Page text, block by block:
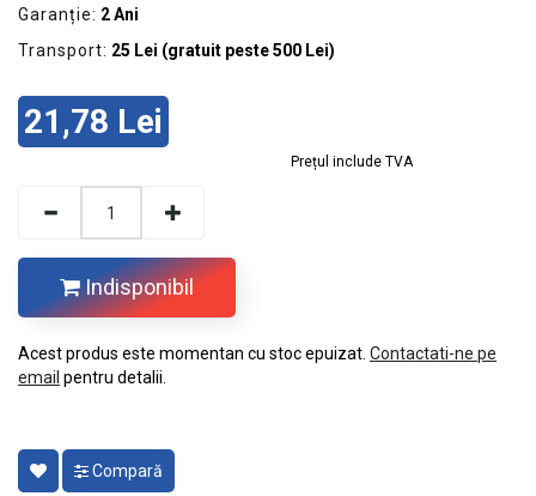
ECHIPAMENTE
ELECTRICE
ECHIPAMENTE
DE
Garanție: 2 Ani
Transport: 25 Lei (gratuit peste 500 Lei)
21,78 Lei
Prețul include TVA
Indisponibil
Acest produs este momentan cu stoc epuizat. Contactati-ne pe
email pentru detalii.
Compară